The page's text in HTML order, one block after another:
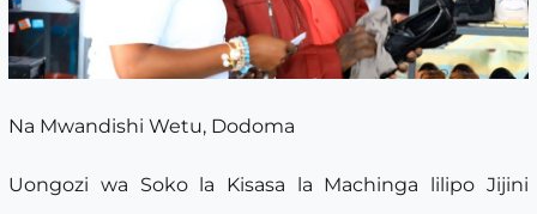
Na Mwandishi Wetu, Dodoma
Uongozi wa Soko la Kisasa la Machinga lilipo Jijini